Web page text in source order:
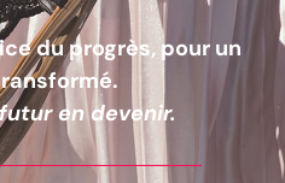
du progrès, pour un
en devenir.